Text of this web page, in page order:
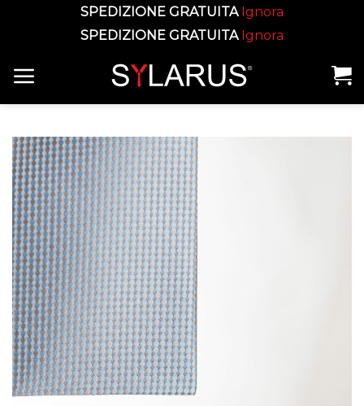
SPEDIZIONE GRATUITA Ignora
SPEDIZIONE GRATUITA Ignora
content